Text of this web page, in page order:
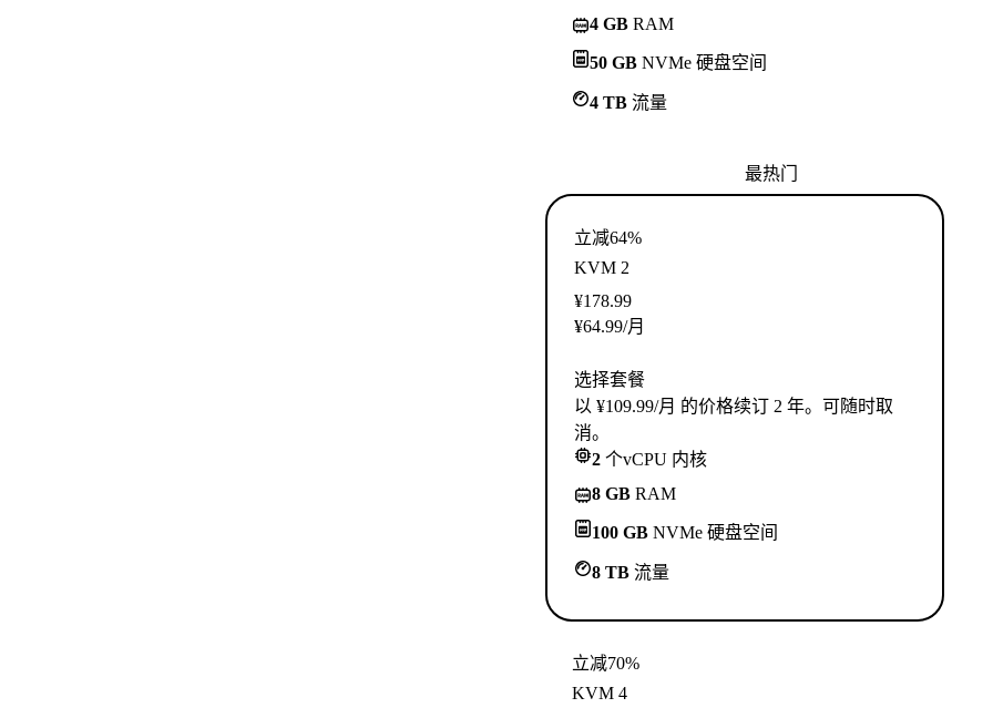
4 GB RAM
50 GB NVMe 硬盘空间
4 TB 流量
最热门
立减64%
KVM 2
¥178.99
¥64.99/月
选择套餐
以 ¥109.99/月 的价格续订 2 年。可随时取
消。
2 个vCPU 内核
8 GB RAM
100 GB NVMe 硬盘空间
8 TB 流量
立减70%
KVM 4